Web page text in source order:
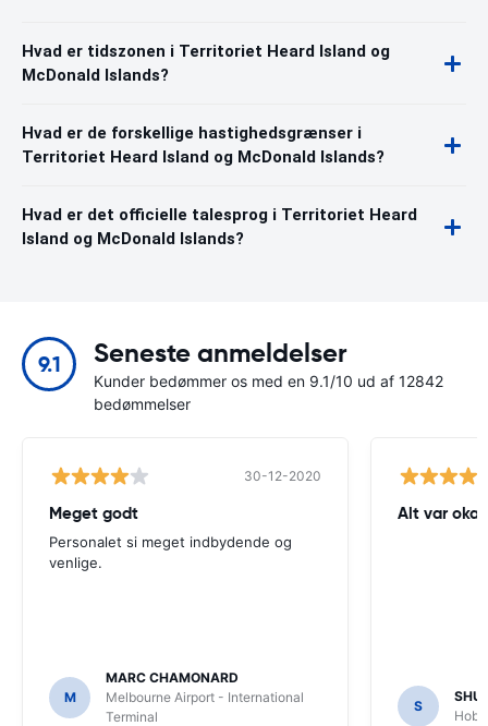
Hvad er tidszonen i Territoriet Heard Island og
McDonald Islands?
Hvad er de forskellige hastighedsgrænser i
Territoriet Heard Island og McDonald Islands?
Hvad er det officielle talesprog i Territoriet Heard
Island og McDonald Islands?
9.1 Seneste anmeldelser
Kunder bedømmer os med en 9.1/10 ud af 12842
bedømmelser
30-12-2020
Meget godt
Personalet si meget indbydende og
venlige.
M
MARC CHAMONARD
Melbourne Airport - International
Terminal
Alt var okay
S